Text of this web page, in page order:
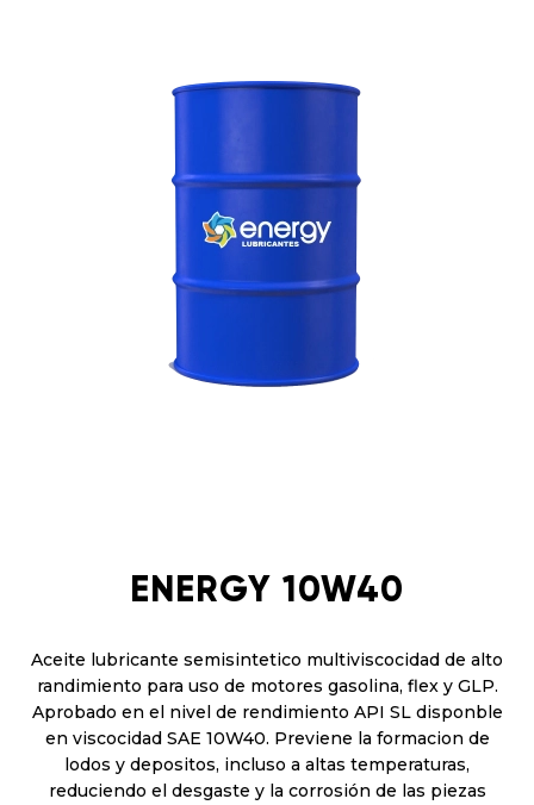
ENERGY 10W40
Aceite lubricante semisintetico multiviscocidad de alto
randimiento para uso de motores gasolina, flex y GLP.
Aprobado en el nivel de rendimiento API SL disponble
en viscocidad SAE 10W40. Previene la formacion de
lodos y depositos, incluso a altas temperaturas,
reduciendo el desgaste y la corrosión de las piezas